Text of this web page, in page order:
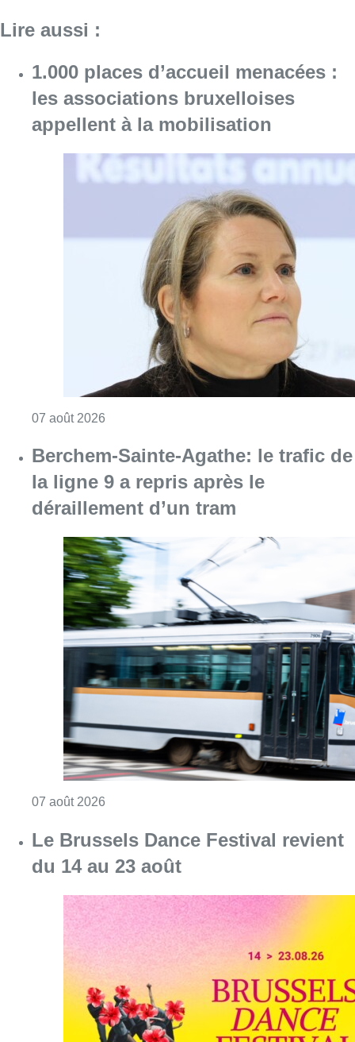
Lire aussi :
1.000 places d’accueil menacées :
les associations bruxelloises
appellent à la mobilisation
07 août 2026
Berchem-Sainte-Agathe: le trafic de
la ligne 9 a repris après le
déraillement d’un tram
07 août 2026
Le Brussels Dance Festival revient
du 14 au 23 août